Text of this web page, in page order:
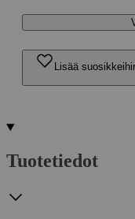
Lisää
Tuotetiedot